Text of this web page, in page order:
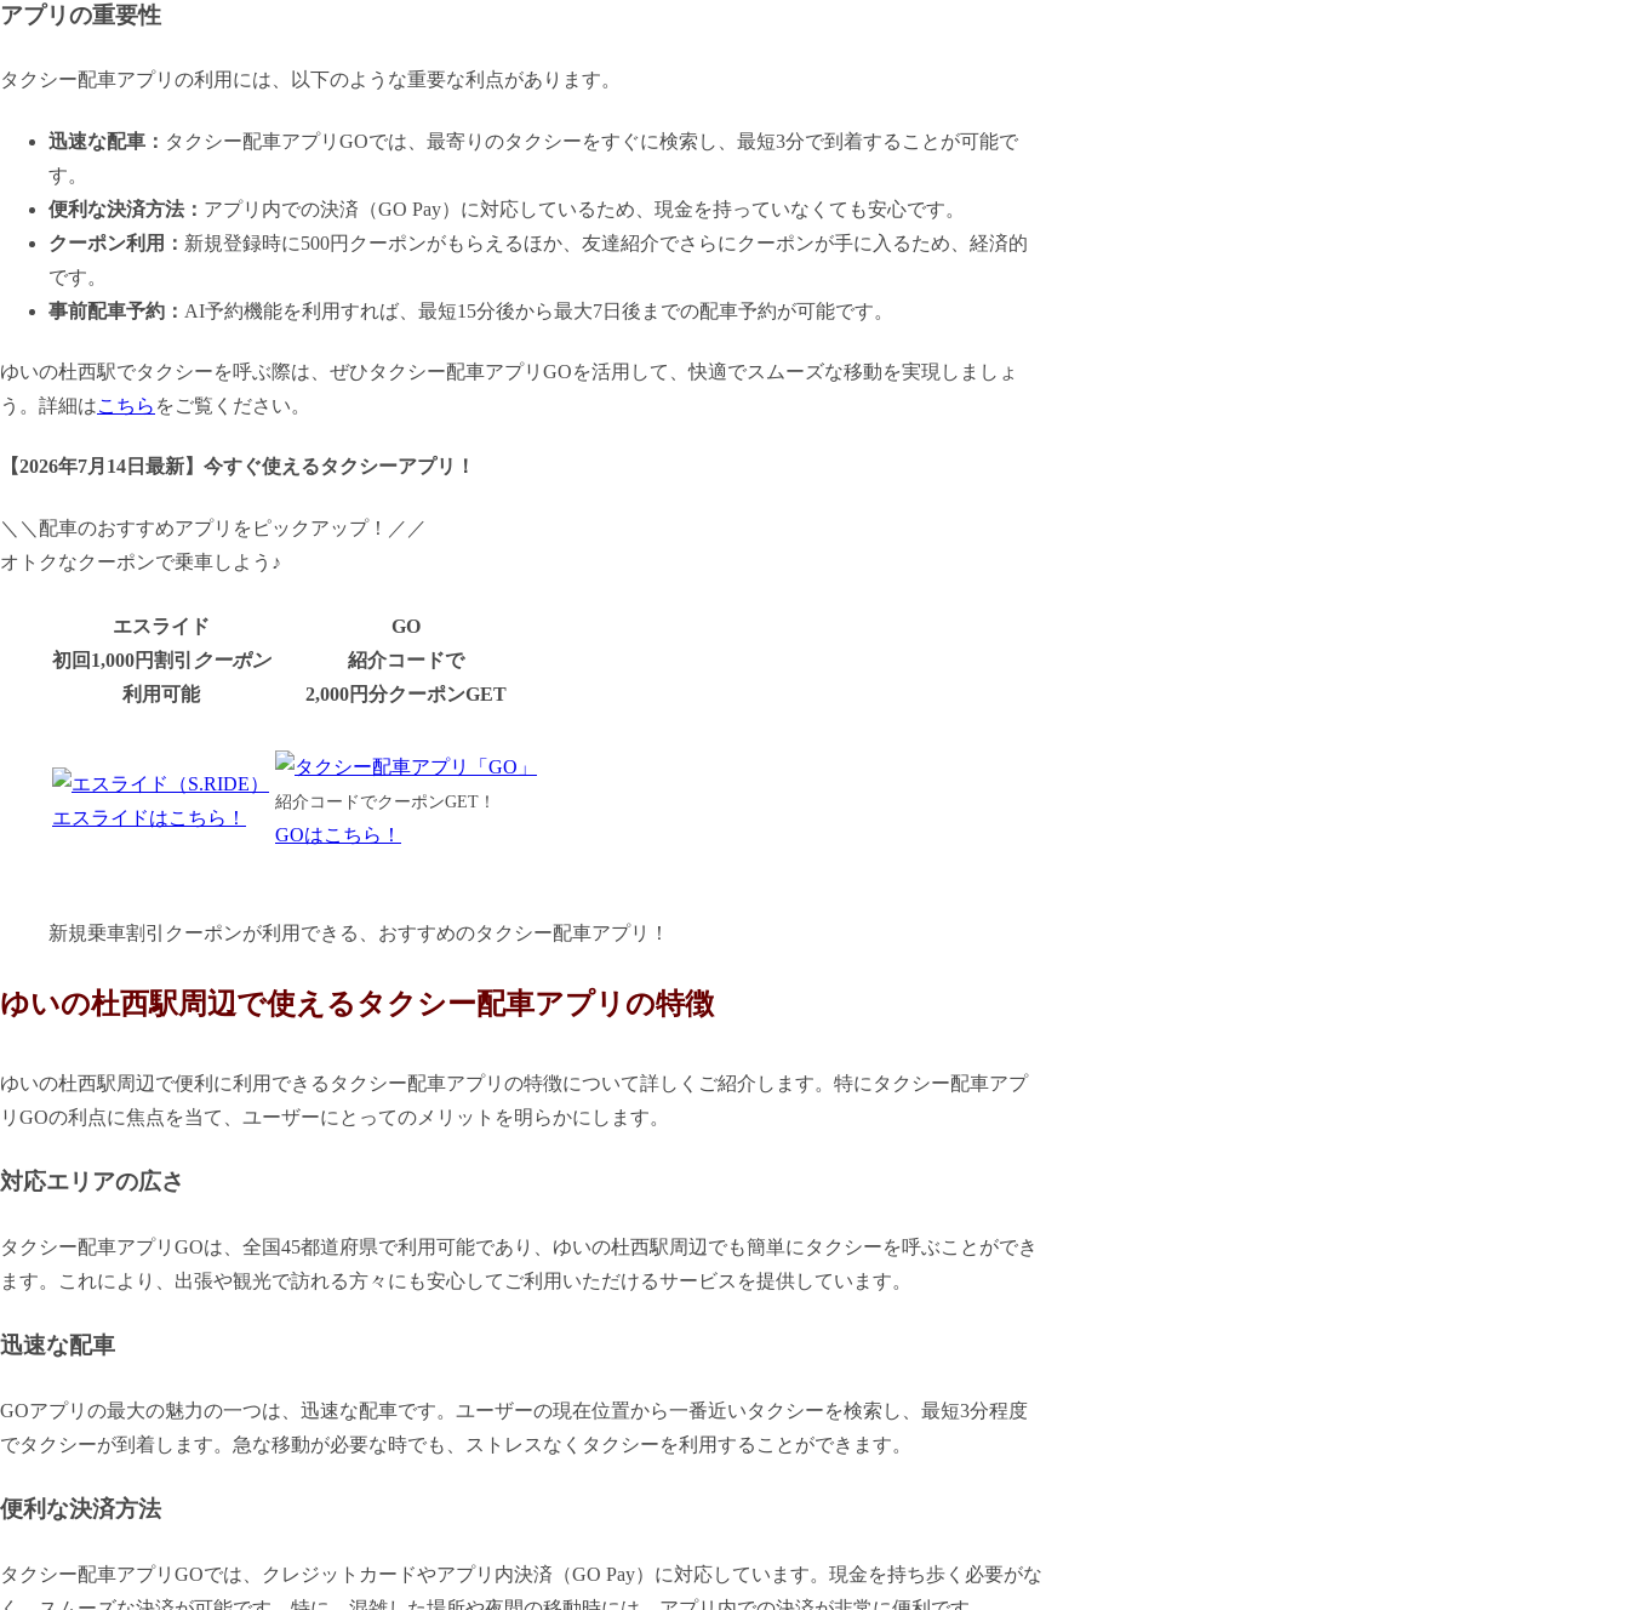
アプリの重要性
タクシー配車アプリの利用には、以下のような重要な利点があります。
迅速な配車： タクシー配車アプリGOでは、最寄りのタクシーをすぐに検索し、最短3分で到着することが可能で
す。
便利な決済方法： アプリ内での決済（GO Pay）に対応しているため、現金を持っていなくても安心です。
クーポン利用： 新規登録時に500円クーポンがもらえるほか、友達紹介でさらにクーポンが手に入るため、経済的
です。
事前配車予約： AI予約機能を利用すれば、最短15分後から最大7日後までの配車予約が可能です。
ゆいの杜西駅でタクシーを呼ぶ際は、ぜひタクシー配車アプリGOを活用して、快適でスムーズな移動を実現しましょ
う。詳細はこちら をご覧ください。
【2026年7月14日最新】 今すぐ使えるタクシーアプリ！
＼＼配車のおすすめアプリをピックアップ！／／
オトクなクーポンで乗車しよう♪
エスライド
初回1,000円割引 クーポン
利用可能
GO
紹介コードで
2,000円分クーポンGET
エスライドはこちら！
紹介コードでクーポンGET！
GOはこちら！
新規乗車割引クーポンが利用できる、おすすめのタクシー配車アプリ！
ゆいの杜西駅周辺で使えるタクシー配車アプリの特徴
ゆいの杜西駅周辺で便利に利用できるタクシー配車アプリの特徴について詳しくご紹介します。特にタクシー配車アプ
リGOの利点に焦点を当て、ユーザーにとってのメリットを明らかにします。
対応エリアの広さ
タクシー配車アプリGOは、全国45都道府県で利用可能であり、ゆいの杜西駅周辺でも簡単にタクシーを呼ぶことができ
ます。これにより、出張や観光で訪れる方々にも安心してご利用いただけるサービスを提供しています。
迅速な配車
GOアプリの最大の魅力の一つは、迅速な配車です。ユーザーの現在位置から一番近いタクシーを検索し、最短3分程度
でタクシーが到着します。急な移動が必要な時でも、ストレスなくタクシーを利用することができます。
便利な決済方法
タクシー配車アプリGOでは、クレジットカードやアプリ内決済（GO Pay）に対応しています。現金を持ち歩く必要がな